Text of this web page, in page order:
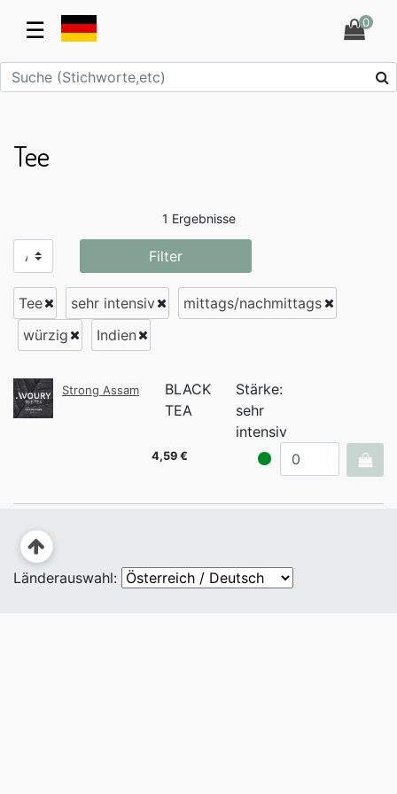
☰ 0
Tee
1 Ergebnisse
Filter
Tee sehr intensiv
mittags/nachmittags
würzig
Indien
Strong Assam
BLACK
TEA
Stärke:
sehr
intensiv
4,59 €
Länderauswahl: